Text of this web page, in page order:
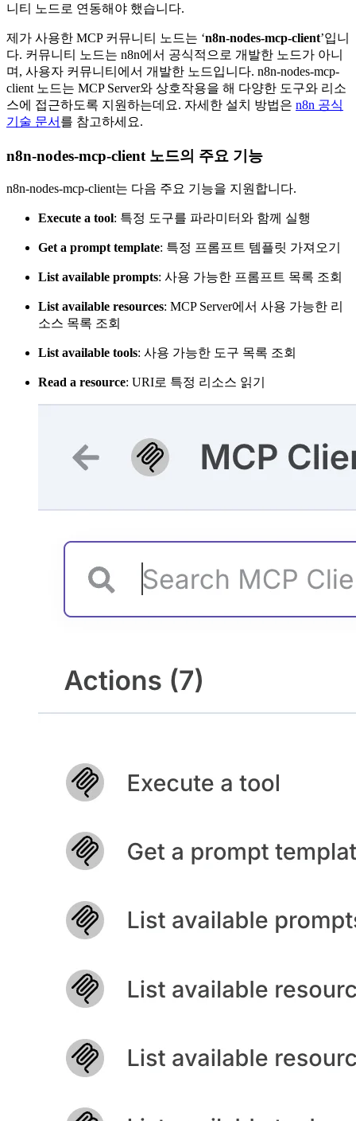
니티 노드로 연동해야 했습니다.
제가 사용한 MCP 커뮤니티 노드는 ‘n8n-nodes-mcp-client’입니
다. 커뮤니티 노드는 n8n에서 공식적으로 개발한 노드가 아니
며, 사용자 커뮤니티에서 개발한 노드입니다. n8n-nodes-mcp-
client 노드는 MCP Server와 상호작용을 해 다양한 도구와 리소
스에 접근하도록 지원하는데요. 자세한 설치 방법은 n8n 공식
기술 문서 를 참고하세요.
n8n-nodes-mcp-client 노드의 주요 기능
n8n-nodes-mcp-client는 다음 주요 기능을 지원합니다.
Execute a tool: 특정 도구를 파라미터와 함께 실행
Get a prompt template: 특정 프롬프트 템플릿 가져오기
List available prompts: 사용 가능한 프롬프트 목록 조회
List available resources: MCP Server에서 사용 가능한 리
소스 목록 조회
List available tools: 사용 가능한 도구 목록 조회
Read a resource: URI로 특정 리소스 읽기